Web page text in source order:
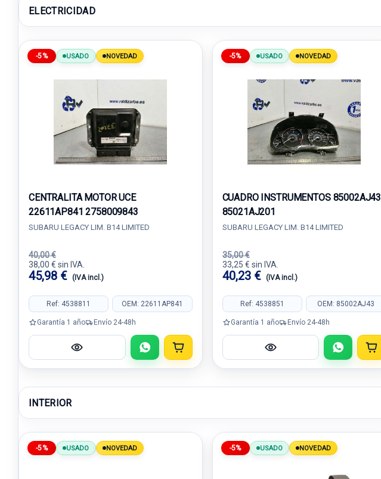
ELECTRICIDAD
-5% USADO NOVEDAD
CENTRALITA MOTOR UCE
22611AP841 2758009843
SUBARU LEGACY LIM. B14 LIMITED
40,00 €
38,00 € sin IVA.
45,98 € (IVA incl.)
Ref: 4538811 OEM: 22611AP841
Garantía 1 año Envío 24-48h
-5% USADO NOVEDAD
CUADRO INSTRUMENTOS 85002AJ43
85021AJ201
SUBARU LEGACY LIM. B14 LIMITED
35,00 €
33,25 € sin IVA.
40,23 € (IVA incl.)
Ref: 4538851 OEM: 85002AJ43
Garantía 1 año Envío 24-48h
INTERIOR
-5% USADO NOVEDAD -5% USADO NOVEDAD